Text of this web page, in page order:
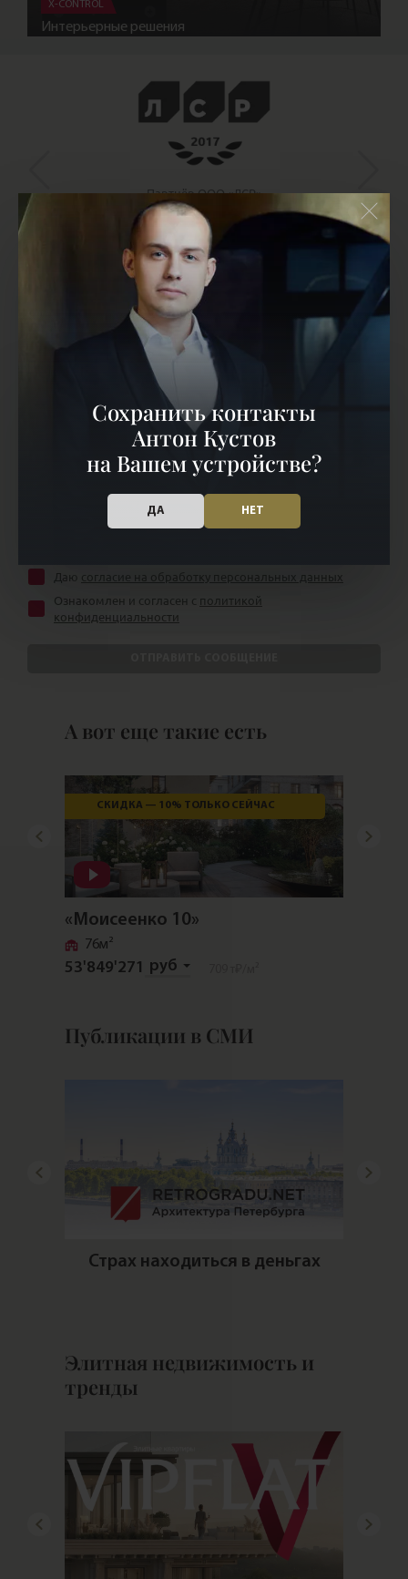
X-CONTROL
Интерьерные решения
Партнёр ООО «ЛСР»
Напишите мне
Я получу Ваше сообщение
сразу, в любое время суток
Даю согласие на обработку персональных данных
Ознакомлен и согласен с политикой
конфиденциальности
А вот еще такие есть
СКИДКА — 10% ТОЛЬКО СЕЙЧАС
«Моисеенко 10»
53'849'271 руб
76м²
Публикации в СМИ
Страх находиться в деньгах
Элитная недвижимость и
тренды
Сохранить контакты
Aнтон Кустов
на Вашем устройстве?
ДА НЕТ